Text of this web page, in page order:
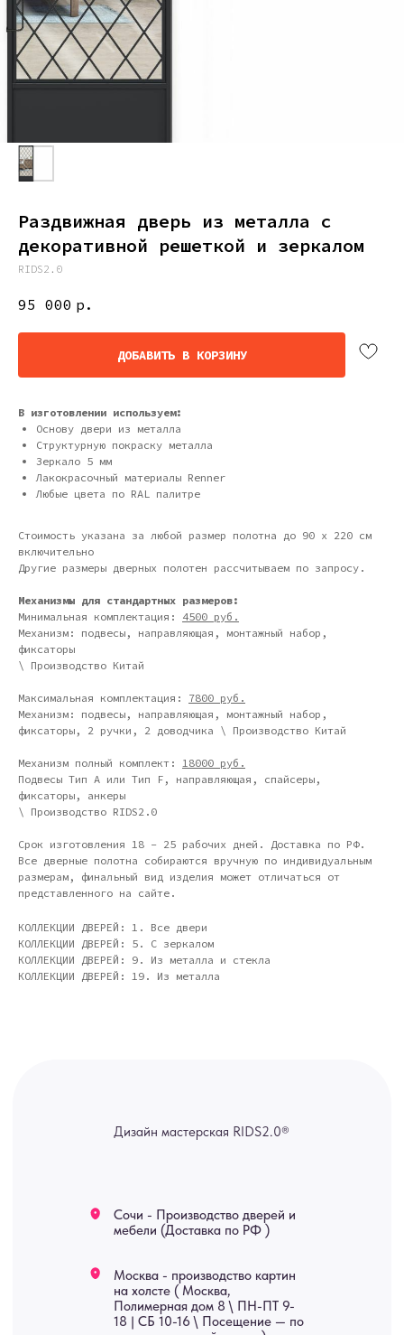
Раздвижная дверь из металла с
декоративной решеткой и зеркалом
RIDS2.0
95 000 р.
ДОБАВИТЬ В КОРЗИНУ
В изготовлении используем:
Основу двери из металла
Структурную покраску металла
Зеркало 5 мм
Лакокрасочный материалы Renner
Любые цвета по RAL палитре
Стоимость указана за любой размер полотна до 90 х 220 см
включительно
Другие размеры дверных полотен рассчитываем по запросу.
Механизмы для стандартных размеров:
Минимальная комплектация: 4500 руб.
Механизм: подвесы, направляющая, монтажный набор,
фиксаторы
\ Производство Китай
Максимальная комплектация: 7800 руб.
Механизм: подвесы, направляющая, монтажный набор,
фиксаторы, 2 ручки, 2 доводчика \ Производство Китай
Механизм полный комплект: 18000 руб.
Подвесы Тип А или Тип F, направляющая, спайсеры,
фиксаторы, анкеры
\ Производство RIDS2.0
Срок изготовления 18 - 25 рабочих дней. Доставка по РФ.
Все дверные полотна собираются вручную по индивидуальным
размерам, финальный вид изделия может отличаться от
представленного на сайте.
КОЛЛЕКЦИИ ДВЕРЕЙ: 1. Все двери
КОЛЛЕКЦИИ ДВЕРЕЙ: 5. С зеркалом
КОЛЛЕКЦИИ ДВЕРЕЙ: 9. Из металла и стекла
КОЛЛЕКЦИИ ДВЕРЕЙ: 19. Из металла
О нас
Услуги
изделия на заказ
Дизайн мастерская RIDS2.0®
Москва - производство картин
на холсте ( Москва,
Полимерная дом 8 \ ПН-ПТ 9-
предварительной записи)
мебели (Доставка по РФ )
Связь с нами:
Из-за большого количества
через мессенджеры. Главный
канал — Max Напишите нам, и
мы оперативно ответим.
ridsloft@gmail.com
В КАТАЛОГ